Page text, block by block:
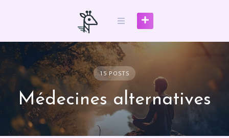
15 POSTS
Médecines alternatives